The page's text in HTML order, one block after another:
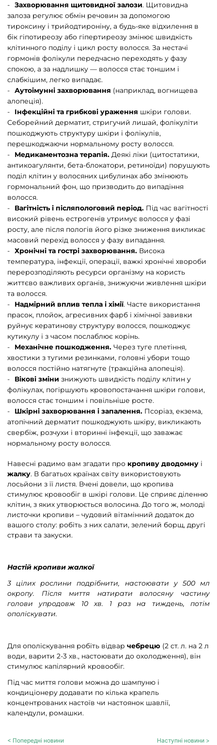
Захворювання щитовидної залози. Щитовидна
залоза регулює обмін речовин за допомогою
тироксину і трийодтироніну, а будь-яке відхилення в
бік гіпотиреозу або гіпертиреозу змінює швидкість
клітинного поділу і цикл росту волосся. За нестачі
гормонів фолікули передчасно переходять у фазу
спокою, а за надлишку — волосся стає тоншим і
слабкішим, легко випадає.
Аутоімунні захворювання (наприклад, вогнищева
алопеція).
Інфекційні та грибкові ураження шкіри голови.
Себорейний дерматит, стригучий лишай, фолікуліти
пошкоджують структуру шкіри і фолікулів,
перешкоджаючи нормальному росту волосся.
Медикаментозна терапія. Деякі ліки (цитостатики,
антикоагулянти, бета-блокатори, ретиноїди) порушують
поділ клітин у волосяних цибулинах або змінюють
гормональний фон, що призводить до випадіння
волосся.
Вагітність і післяпологовий період. Під час вагітності
високий рівень естрогенів утримує волосся у фазі
росту, але після пологів його різке зниження викликає
масовий перехід волосся у фазу випадання.
Хронічні та гострі захворювання. Висока
температура, інфекції, операції, важкі хронічні хвороби
перерозподіляють ресурси організму на користь
життєво важливих органів, знижуючи живлення шкіри
та волосся.
Надмірний вплив тепла і хімії. Часте використання
прасок, плойок, агресивних фарб і хімічної завивки
руйнує кератинову структуру волосся, пошкоджує
кутикулу і з часом послаблює корінь.
Механічне пошкодження. Через туге плетіння,
хвостики з тугими резинками, головні убори тощо
волосся постійно натягнуте (тракційна алопеція).
Вікові зміни знижують швидкість поділу клітин у
фолікулах, погіршують кровопостачання шкіри голови,
волосся стає тоншим і повільніше росте.
Шкірні захворювання і запалення. Псоріаз, екзема,
атопічний дерматит пошкоджують шкіру, викликають
свербіж, розчухи і вторинні інфекції, що заважає
нормальному росту волосся.
Навесні радимо вам згадати про кропиву дводомну і
жалку. В багатьох країнах світу використовують
лосьйони з її листя. Вчені довели, що кропива
стимулює кровообіг в шкірі голови. Це сприяє діленню
клітин, з яких утворюється волосина. До того ж, молоді
листочки кропиви – чудовий вітамінний додаток до
вашого столу: робіть з них салати, зелений борщ, другі
страви та закуски.
Настій кропиви жалкої
3 цілих рослини подрібнити, настоювати у 500 мл
окропу. Після миття натирати волосяну частину
голови упродовж 10 хв. 1 раз на тиждень, потім
ополіскувати.
Для ополіскування робіть відвар чебрецю (2 ст. л. на 2 л
води, варити 2-3 хв., настоювати до охолодження), він
стимулює капілярний кровообіг.
Під час миття голови можна до шампуню і
кондиціонеру додавати по кілька крапель
концентрованих настоїв чи настоянок шавлії,
календули, ромашки.
< Попередні новини Наступні новини >